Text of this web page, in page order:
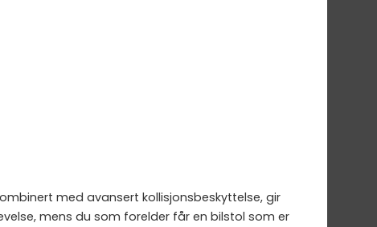
med avansert kollisjonsbeskyttelse, gir
mens du som forelder får en bilstol som er